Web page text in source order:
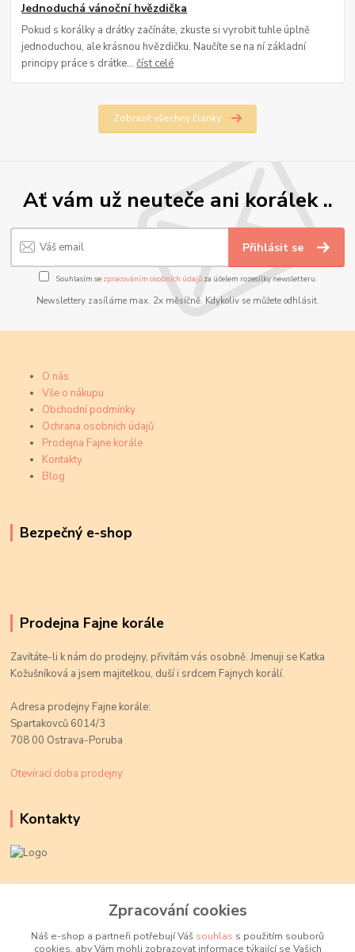
Jednoduchá vánoční hvězdička
Pokud s korálky a drátky začínáte, zkuste si vyrobit tuhle úplně
jednoduchou, ale krásnou hvězdičku. Naučíte se na ní základní
principy práce s drátke...číst celé
Zobrazit všechny články
Ať vám už neuteče ani korálek ..
Přihlásit se
Souhlasím se zpracováním osobních údajůza účelem rozesílky newsletteru.
Newslettery zasíláme max. 2x měsíčně. Kdykoliv se můžete odhlásit.
O nás
Vše o nákupu
Obchodní podmínky
Ochrana osobních údajů
Prodejna Fajne korále
Kontakty
Blog
Bezpečný e-shop
Prodejna Fajne korále
Zavítáte-li k nám do prodejny, přivítám vás osobně. Jmenuji se Katka
Kožušníková a jsem majitelkou, duší i srdcem Fajnych korálí.
Adresa prodejny Fajne korále:
Spartakovců 6014/3
708 00 Ostrava-Poruba
Otevírací doba prodejny
Kontakty
+420 774 719 784
Zpracování cookies
Náš e-shop a partneři potřebují Váš souhlas s použitím souborů
cookies, aby Vám mohli zobrazovat informace týkající se Vašich